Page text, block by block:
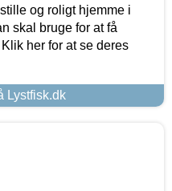
og roligt hjemme i
skal bruge for at få
her for at se deres
Lystfisk.dk